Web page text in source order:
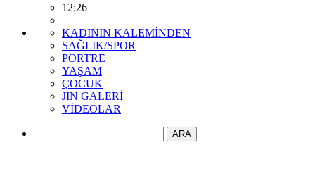
12:26
KADININ KALEMİNDEN
SAĞLIK/SPOR
PORTRE
YAŞAM
ÇOCUK
JIN GALERİ
VİDEOLAR
ARA